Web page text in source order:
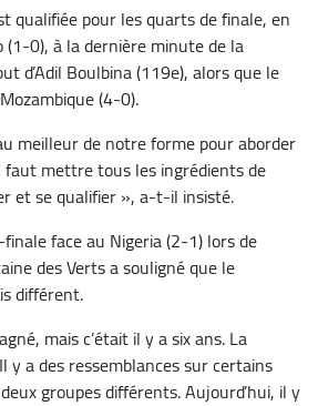
qualifiée pour les quarts de finale, en
(1-0), à la dernière minute de la
d’Adil Boulbina (119e), alors que le
(4-0).
meilleur de notre forme pour aborder
faut mettre tous les ingrédients de
et se qualifier », a-t-il insisté.
face au Nigeria (2-1) lors de
des Verts a souligné que le
différent.
mais c’était il y a six ans. La
y a des ressemblances sur certains
groupes différents. Aujourd’hui, il y